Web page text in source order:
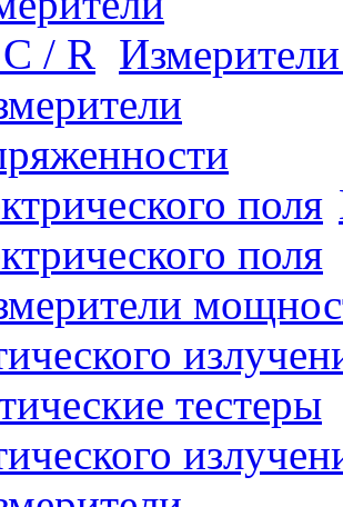
поля